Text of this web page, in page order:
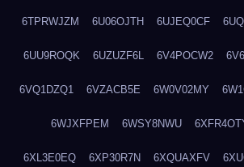
6TPRWJZM 6U06OJTH 6UJEQ0CF
6UU9ROQK 6UZUZF6L 6V4POCW2
6VQ1DZQ1 6VZACB5E 6W0V02MY
6WJXFPEM 6WSY8NWU
6XL3E0EQ 6XP30R7N 6XQUAXFV